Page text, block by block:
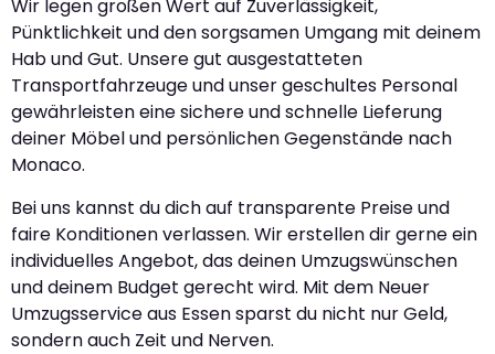
Wir legen großen Wert auf Zuverlässigkeit,
Pünktlichkeit und den sorgsamen Umgang mit deinem
Hab und Gut. Unsere gut ausgestatteten
Transportfahrzeuge und unser geschultes Personal
gewährleisten eine sichere und schnelle Lieferung
deiner Möbel und persönlichen Gegenstände nach
Monaco.
Bei uns kannst du dich auf transparente Preise und
faire Konditionen verlassen. Wir erstellen dir gerne ein
individuelles Angebot, das deinen Umzugswünschen
und deinem Budget gerecht wird. Mit dem Neuer
Umzugsservice aus Essen sparst du nicht nur Geld,
sondern auch Zeit und Nerven.